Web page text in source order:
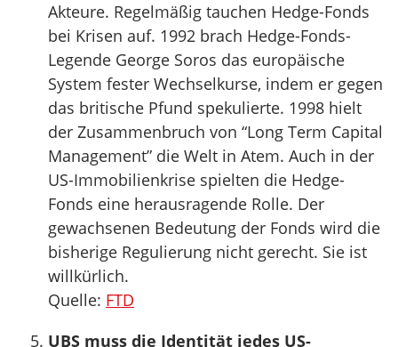
Akteure. Regelmäßig tauchen Hedge-Fonds
bei Krisen auf. 1992 brach Hedge-Fonds-
Legende George Soros das europäische
System fester Wechselkurse, indem er gegen
das britische Pfund spekulierte. 1998 hielt
der Zusammenbruch von “Long Term Capital
Management” die Welt in Atem. Auch in der
US-Immobilienkrise spielten die Hedge-
Fonds eine herausragende Rolle. Der
gewachsenen Bedeutung der Fonds wird die
bisherige Regulierung nicht gerecht. Sie ist
willkürlich.
Quelle: FTD
UBS muss die Identität jedes US-